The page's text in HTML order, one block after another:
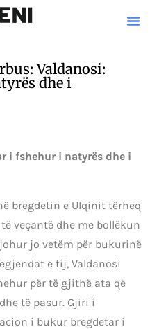
Valdanosi:
dhe i
i natyrës dhe i
bregdetin e Ulqinit tërheq
veçantë dhe me bollëkun
jo vetëm për bukurinë
e tij, Valdanosi
për të gjithë ata që
të pasur. Gjiri i
i bukur bregdetar i